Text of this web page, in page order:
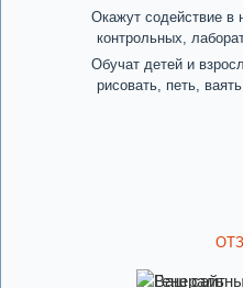
Окажут содействие в
контрольных,
Обучат детей и
рисовать, петь,